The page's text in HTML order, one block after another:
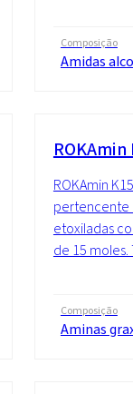
Composição
Amidas
ROKAmin
ROKAmin
pertencente
etoxiladas
de 15
Composição
Aminas